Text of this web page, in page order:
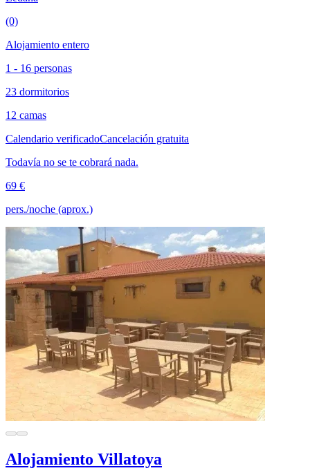
(0)
Alojamiento entero
1 - 16 personas
23 dormitorios
12 camas
Calendario verificadoCancelación gratuita
Todavía no se te cobrará nada.
69 €
pers./noche (aprox.)
Alojamiento Villatoya